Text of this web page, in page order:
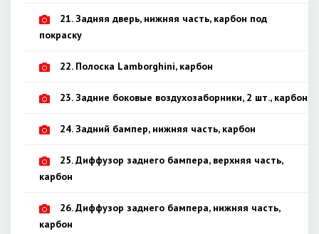
21. Задняя дверь, нижняя часть, карбон под
покраску
22. Полоска Lamborghini, карбон
23. Задние боковые воздухозаборники, 2 шт., карбон
24. Задний бампер, нижняя часть, карбон
25. Диффузор заднего бампера, верхняя часть,
карбон
26. Диффузор заднего бампера, нижняя часть,
карбон